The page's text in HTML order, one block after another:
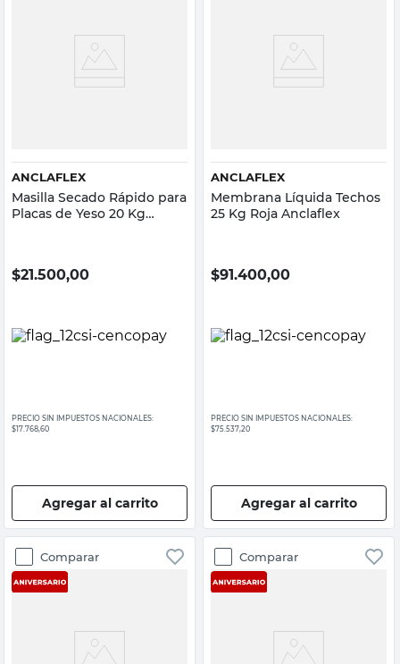
ANCLAFLEX
Masilla Secado Rápido para
Placas de Yeso 20 Kg
$21.500,00
PRECIO SIN IMPUESTOS NACIONALES:
$17.768,60
Agregar al carrito
ANCLAFLEX
Membrana Líquida Techos
25 Kg Roja Anclaflex
$91.400,00
PRECIO SIN IMPUESTOS NACIONALES:
$75.537,20
Agregar al carrito
Comparar Comparar